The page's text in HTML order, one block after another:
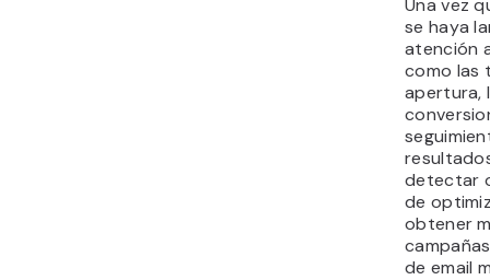
Una vez
se haya
atención
como las
apertura,
detectar
de
obtener
de email